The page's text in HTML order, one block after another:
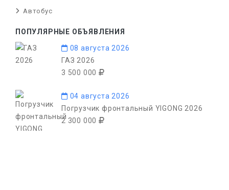
Автобус
ПОПУЛЯРНЫЕ ОБЪЯВЛЕНИЯ
08 августа 2026
ГАЗ 2026
3 500 000
04 августа 2026
Погрузчик фронтальный YIGONG 2026
2 300 000